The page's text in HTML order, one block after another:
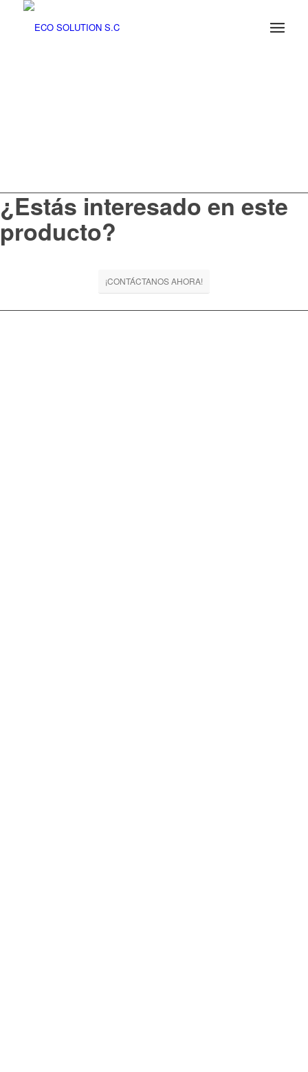
¿Estás interesado en este
producto?
¡CONTÁCTANOS AHORA!